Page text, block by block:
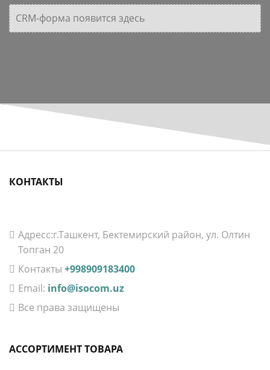
CRM-форма появится здесь
КОНТАКТЫ
Aдресс:г.Ташкент, Бектемирский район, ул. Олтин
Топган 20
Контакты +998909183400
Email: info@isocom.uz
Все права защищены
АССОРТИМЕНТ ТОВАРА